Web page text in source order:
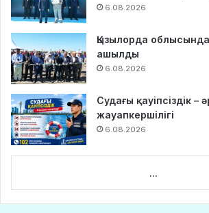
6.08.2026
Қызылорда
ашылды
6.08.2026
Судағы қауіпсіздік –
жауапкершілігі
6.08.2026
...